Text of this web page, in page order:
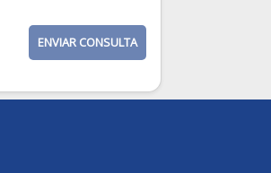
ENVIAR CONSULTA